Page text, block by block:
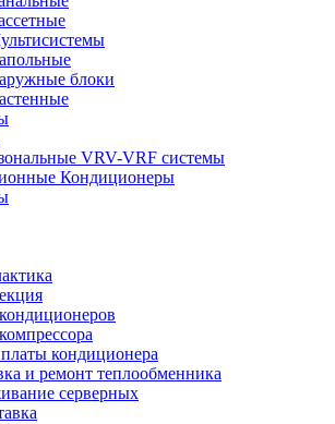
блоки
VRV-VRF системы
Кондиционеры
кондиционера
и ремонт теплообменника
серверных